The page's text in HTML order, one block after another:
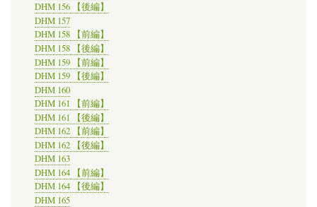
DHM 156 【後編】
DHM 157
DHM 158 【前編】
DHM 158 【後編】
DHM 159 【前編】
DHM 159 【後編】
DHM 160
DHM 161 【前編】
DHM 161 【後編】
DHM 162 【前編】
DHM 162 【後編】
DHM 163
DHM 164 【前編】
DHM 164 【後編】
DHM 165